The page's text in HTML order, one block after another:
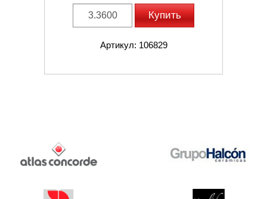
Купить
Артикул: 106829